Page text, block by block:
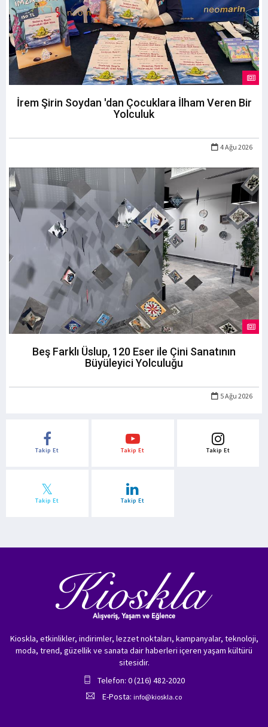
İrem Şirin Soydan 'dan Çocuklara İlham Veren Bir
Yolculuk
4 Ağu 2026
Beş Farklı Üslup, 120 Eser ile Çini Sanatının
Büyüleyici Yolculuğu
5 Ağu 2026
Takip Et Takip Et Takip Et
Takip Et Takip Et
Kioskla, etkinlikler, indirimler, lezzet noktaları, kampanyalar, teknoloji,
moda, trend, güzellik ve sanata dair haberleri içeren yaşam kültürü
sitesidir.
Telefon: 0 (216) 482-2020
E-Posta: info@kioskla.co